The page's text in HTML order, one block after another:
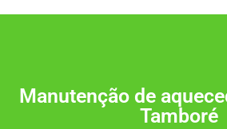
Manutenção de
Tamboré